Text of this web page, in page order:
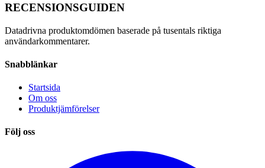
RECENSIONSGUIDEN
Datadrivna produktomdömen baserade på tusentals riktiga
användarkommentarer.
Snabblänkar
Startsida
Om oss
Produktjämförelser
Följ oss